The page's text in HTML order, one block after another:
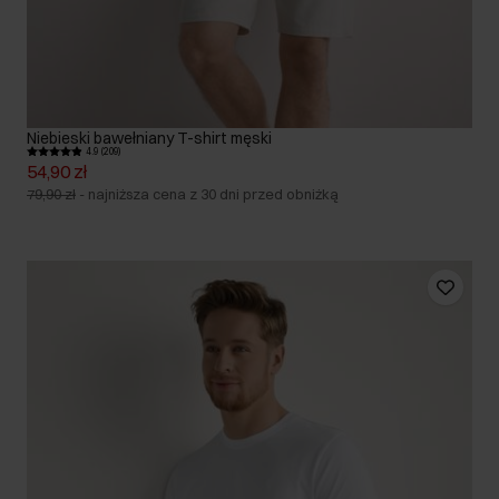
Niebieski bawełniany T-shirt męski
4.9 (209)
54,90 zł
79,90 zł - najniższa cena z 30 dni przed obniżką